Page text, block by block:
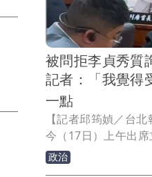
祐，背景橫跨發言
域。四人各自拋出
者即時支援、青少
共美學。黃申棟和林
會將邀謝國樑、林沛
次最大化，贏回基隆
合作，展現藍白合
政治新局。
被問拒李貞秀質
記者：「我覺得
一點
【記者邱筠媜／台
今（17日）上午出
體詢問昨日拒絕接
詢等問題，不過，劉
政治